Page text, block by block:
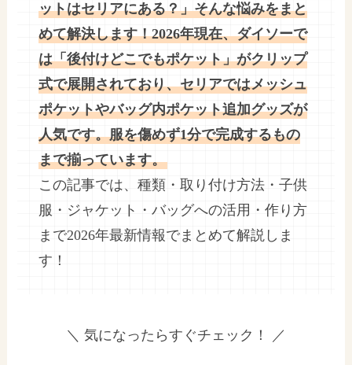
ットはセリアにある？」そんな悩みをまと
めて解決します！2026年現在、ダイソーで
は「後付けどこでもポケット」がクリップ
式で展開されており、セリアではメッシュ
ポケットやバッグ内ポケット追加グッズが
人気です。服を傷めず1分で完成するもの
まで揃っています。
この記事では、種類・取り付け方法・子供
服・ジャケット・バッグへの活用・作り方
まで2026年最新情報でまとめて解説しま
す！
＼ 気になったらすぐチェック！ ／